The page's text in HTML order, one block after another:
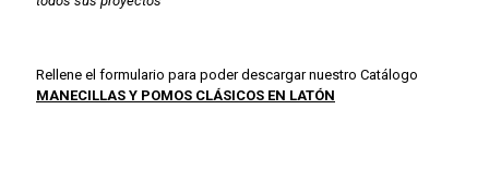
Rellene el formulario para poder descargar nuestro Catálogo
MANECILLAS Y POMOS CLÁSICOS EN LATÓN